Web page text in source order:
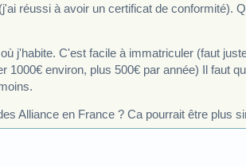
réussi à avoir un certificat de conformité).
j'habite. C'est facile à immatriculer (faut
1000€ environ, plus 500€ par année) Il faut
Alliance en France ? Ca pourrait être plus